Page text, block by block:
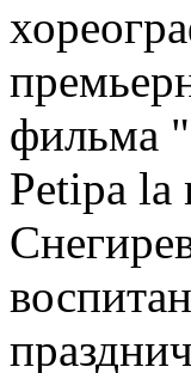
фильма
Petipa la